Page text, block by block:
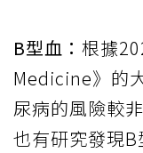
B型血： 根據
Medicine》的
尿病的風險較
也有研究發現